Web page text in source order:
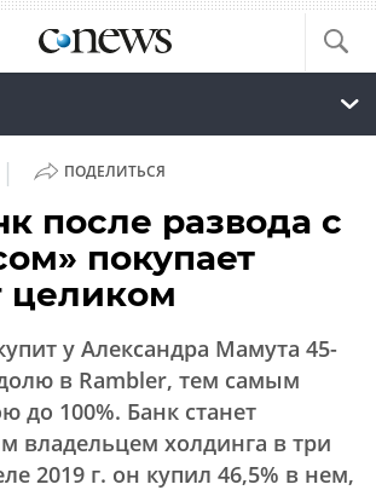
| ПОДЕЛИТЬСЯ
после развода с
покупает
целиком
у Александра Мамута 45-
в Rambler, тем самым
до 100%. Банк станет
владельцем холдинга в три
2019 г. он купил 46,5% в нем,